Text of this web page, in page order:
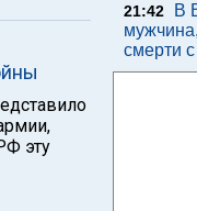
эту
21:42
В
смерти